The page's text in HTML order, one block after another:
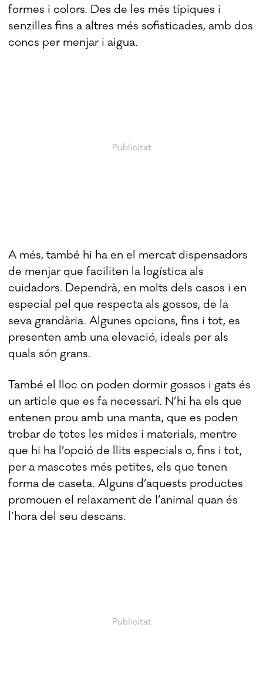
formes i colors. Des de les més típiques i
senzilles fins a altres més sofisticades, amb dos
concs per menjar i aigua.
A més, també hi ha en el mercat dispensadors
de menjar que faciliten la logística als
cuidadors. Dependrà, en molts dels casos i en
especial pel que respecta als gossos, de la
seva grandària. Algunes opcions, fins i tot, es
presenten amb una elevació, ideals per als
quals són grans.
També el lloc on poden dormir gossos i gats és
un article que es fa necessari. N’hi ha els que
entenen prou amb una manta, que es poden
trobar de totes les mides i materials, mentre
que hi ha l’opció de llits especials o, fins i tot,
per a mascotes més petites, els que tenen
forma de caseta. Alguns d’aquests productes
promouen el relaxament de l’animal quan és
l’hora del seu descans.